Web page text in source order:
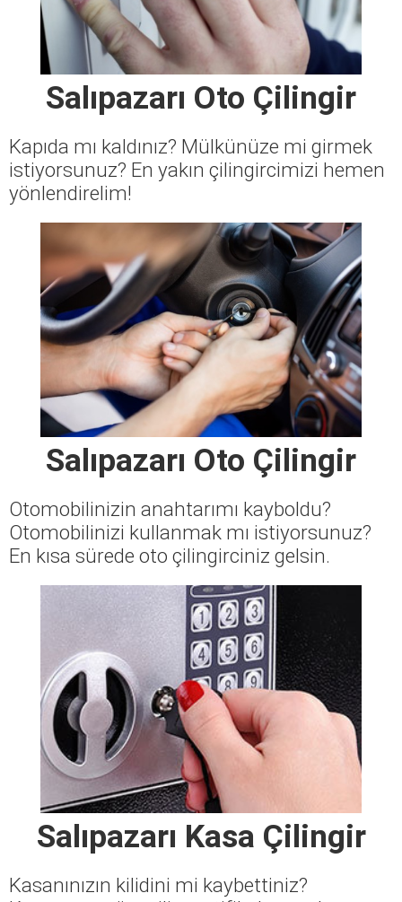
Salıpazarı Oto Çilingir
Kapıda mı kaldınız? Mülkünüze mi girmek
istiyorsunuz? En yakın çilingircimizi hemen
yönlendirelim!
Salıpazarı Oto Çilingir
Otomobilinizin anahtarımı kayboldu?
Otomobilinizi kullanmak mı istiyorsunuz?
En kısa sürede oto çilingirciniz gelsin.
Salıpazarı Kasa Çilingir
Kasanınızın kilidini mi kaybettiniz?